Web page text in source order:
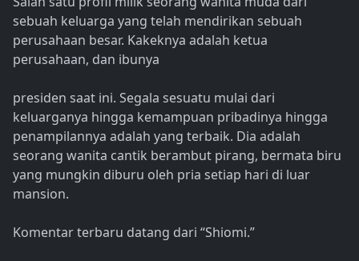
sebuah keluarga yang telah mendirikan sebuah
perusahaan besar. Kakeknya adalah ketua
perusahaan, dan ibunya
presiden saat ini. Segala sesuatu mulai dari
keluarganya hingga kemampuan pribadinya hingga
penampilannya adalah yang terbaik. Dia adalah
seorang wanita cantik berambut pirang, bermata biru
yang mungkin diburu oleh pria setiap hari di luar
mansion.
Komentar terbaru datang dari “Shiomi.”